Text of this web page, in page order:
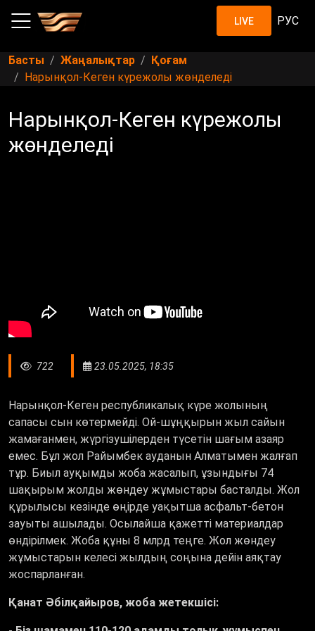
LIVE РУС
Басты Жаңалықтар
Қоғам
Нарынқол-Кеген күрежолы жөнделеді
Нарынқол-Кеген күрежолы
жөнделеді
722 23.05.2025, 18:35
Нарынқол-Кеген республикалық күре жолының
сапасы сын көтермейді. Ой-шұңқырын жыл сайын
жамағанмен, жүргізушілерден түсетін шағым азаяр
емес. Бұл жол Райымбек ауданын Алматымен жалғап
тұр. Биыл ауқымды жоба жасалып, ұзындығы 74
шақырым жолды жөндеу жұмыстары басталды. Жол
құрылысы кезінде өңірде уақытша асфальт-бетон
зауыты ашылады. Осылайша қажетті материалдар
өндірілмек. Жоба құны 8 млрд теңге. Жол жөндеу
жұмыстарын келесі жылдың соңына дейін аяқтау
жоспарланған.
Қанат Әбілқайыров, жоба жетекшісі: